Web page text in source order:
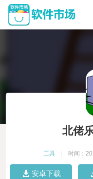
北佬
工具 时间：
安卓下载